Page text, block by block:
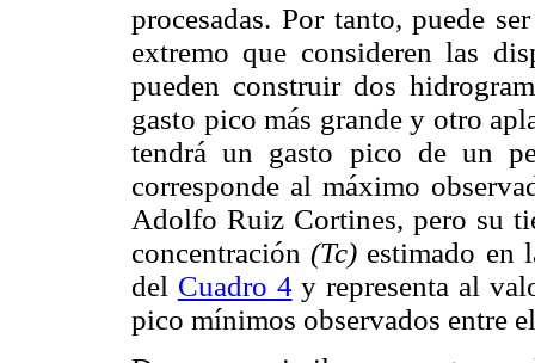
procesadas. Por tanto, puede
extremo que consideren las
pueden construir dos
gasto pico más grande y otro
tendrá un gasto pico de un
corresponde al máximo
Adolfo Ruiz Cortines, pero su
concentración(Tc) estimado en
del Cuadro 4y representa al
pico mínimos observados entre